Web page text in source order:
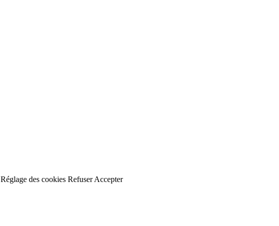
Réglage des cookies Refuser Accepter